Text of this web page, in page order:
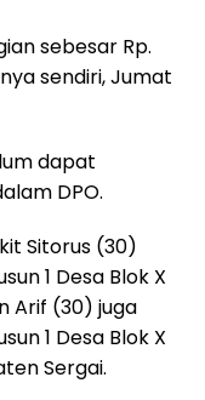
sebesar Rp.
sendiri, Jumat
dapat
DPO.
Sitorus (30)
1 Desa Blok X
Arif (30) juga
1 Desa Blok X
Sergai.